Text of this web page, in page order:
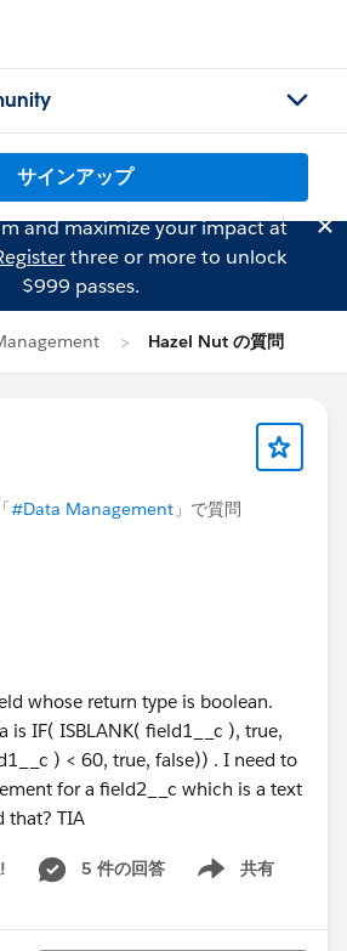
サインアップ
and maximize your impact at
three or more to unlock
$999 passes.
Hazel Nut の質問
#Data Management 」で質問
whose return type is boolean.
is IF( ISBLANK( field1__c ), true,
) < 60, true, false)) . I need to
for a field2__c which is a text
that? TIA
5 件の回答 共有
Show menu